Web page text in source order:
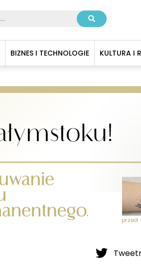
BIZNES I TECHNOLOGIE KULTURA I